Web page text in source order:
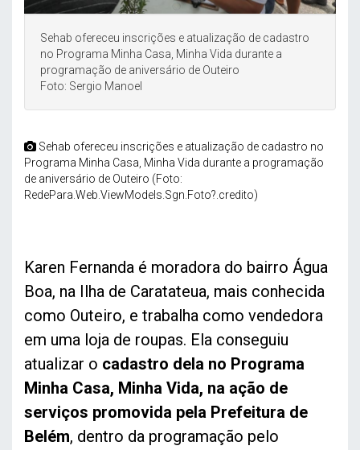
Sehab ofereceu inscrições e atualização de cadastro
no Programa Minha Casa, Minha Vida durante a
programação de aniversário de Outeiro
Foto: Sergio Manoel
Sehab ofereceu inscrições e atualização de cadastro no
Programa Minha Casa, Minha Vida durante a programação
de aniversário de Outeiro (Foto:
RedePara.Web.ViewModels.Sgn.Foto?.credito)
Karen Fernanda é moradora do bairro Água
Boa, na Ilha de Caratateua, mais conhecida
como Outeiro, e trabalha como vendedora
em uma loja de roupas. Ela conseguiu
atualizar o cadastro dela no Programa
Minha Casa, Minha Vida, na ação de
serviços promovida pela Prefeitura de
Belém, dentro da programação pelo